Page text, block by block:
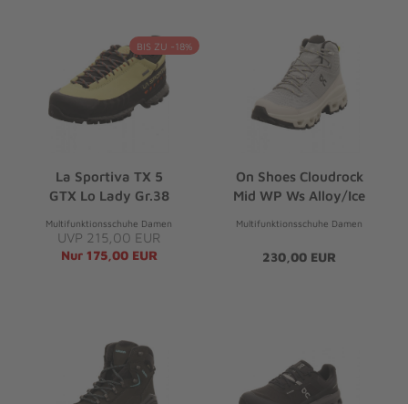
BIS ZU -18%
La Sportiva TX 5
GTX Lo Lady Gr.38
Multifunktionsschuhe Damen
UVP 215,00 EUR
Nur 175,00 EUR
On Shoes Cloudrock
Mid WP Ws Alloy/Ice
Multifunktionsschuhe Damen
230,00 EUR